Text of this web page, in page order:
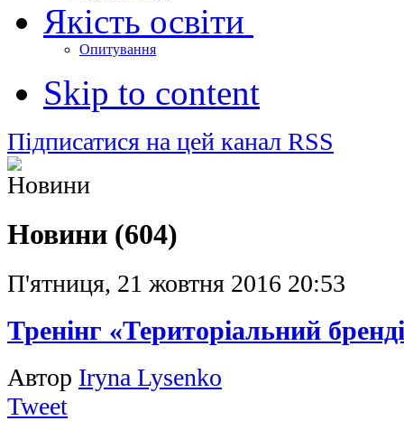
Якість освіти
Опитування
Skip to content
Підписатися на цей канал RSS
Новини (604)
П'ятниця, 21 жовтня 2016 20:53
Тренінг «Територіальний
Автор Iryna Lysenko
Tweet